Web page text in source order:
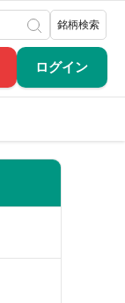
ログイン
銘柄検索